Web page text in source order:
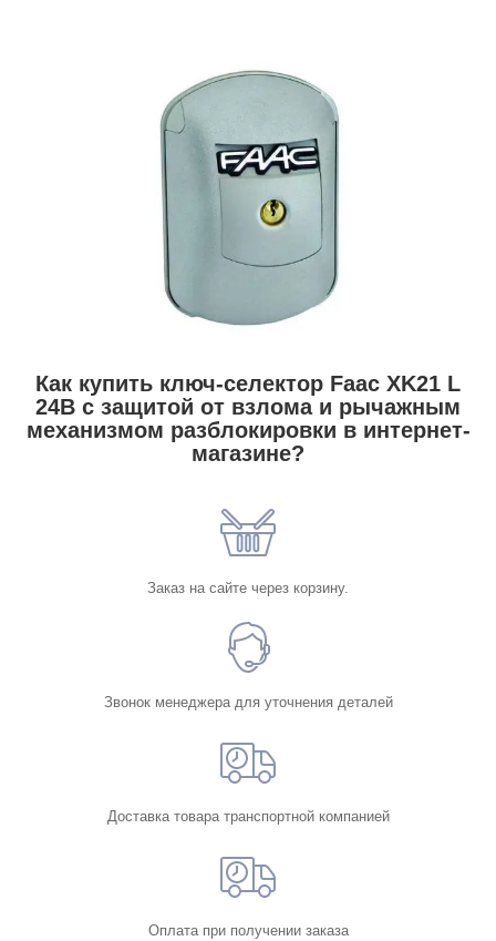
Как купить ключ-селектор Faac XK21 L
24В с защитой от взлома и рычажным
механизмом разблокировки в интернет-
магазине?
Заказ на сайте через корзину.
Звонок менеджера для уточнения деталей
Доставка товара транспортной компанией
Оплата при получении заказа